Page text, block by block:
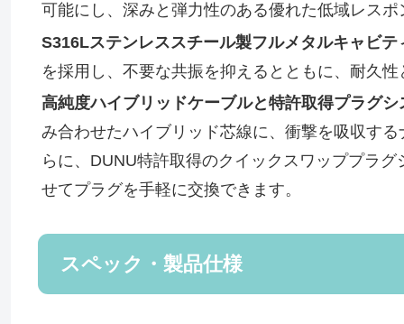
可能にし、深みと弾力性のある優れた低域レス
S316Lステンレススチール製フルメタルキャビテ
を採用し、不要な共振を抑えるとともに、耐久
高純度ハイブリッドケーブルと特許取得プラグシ
み合わせたハイブリッド芯線に、衝撃を吸収す
らに、DUNU特許取得のクイックスワッププラ
せてプラグを手軽に交換できます。
スペック・製品仕様